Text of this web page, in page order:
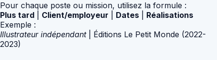
Pour chaque poste ou mission, utilisez la formule :
Plus tard
Client/employeur Dates
Réalisations
Exemple :
Illustrateur indépendant| Éditions Le Petit Monde (2022-
2023)